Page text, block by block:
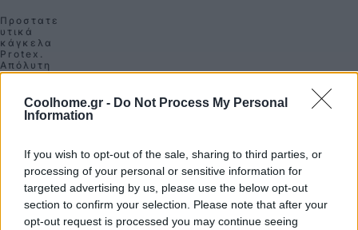
Coolhome.gr - Do Not Process My Personal
Information
If you wish to opt-out of the sale, sharing to third parties, or
processing of your personal or sensitive information for
targeted advertising by us, please use the below opt-out
section to confirm your selection. Please note that after your
opt-out request is processed you may continue seeing
Προστατε
υτικά
κάγκελα
Protex.
Απόλυτη
ασφάλεια
παιδιά
μπαλκόνι
ΠΕΤΡΟΣ
ΚΥΠΡΑΙΟΣ
FOLLOW US